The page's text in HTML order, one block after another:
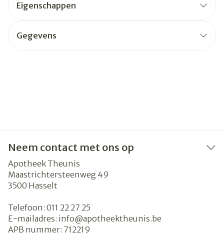
Eigenschappen
Gegevens
Neem contact met ons op
Apotheek Theunis
Maastrichtersteenweg 49
3500 Hasselt
Telefoon: 011 22 27 25
E-mailadres: info@apotheektheunis.be
APB nummer: 712219